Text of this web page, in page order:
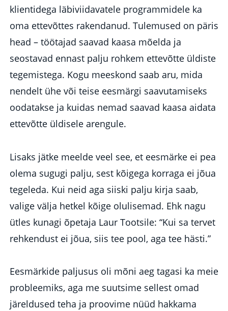
klientidega läbiviidavatele programmidele ka
oma ettevõttes rakendanud. Tulemused on päris
head – töötajad saavad kaasa mõelda ja
seostavad ennast palju rohkem ettevõtte üldiste
tegemistega. Kogu meeskond saab aru, mida
nendelt ühe või teise eesmärgi saavutamiseks
oodatakse ja kuidas nemad saavad kaasa aidata
ettevõtte üldisele arengule.
Lisaks jätke meelde veel see, et eesmärke ei pea
olema sugugi palju, sest kõigega korraga ei jõua
tegeleda. Kui neid aga siiski palju kirja saab,
valige välja hetkel kõige olulisemad. Ehk nagu
ütles kunagi õpetaja Laur Tootsile: “Kui sa tervet
rehkendust ei jõua, siis tee pool, aga tee hästi.”
Eesmärkide paljusus oli mõni aeg tagasi ka meie
probleemiks, aga me suutsime sellest omad
järeldused teha ja proovime nüüd hakkama